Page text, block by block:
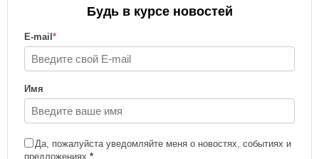
Будь в курсе новостей
E-mail *
Имя
Да, пожалуйста уведомляйте меня о новостях, событиях и
предложениях *